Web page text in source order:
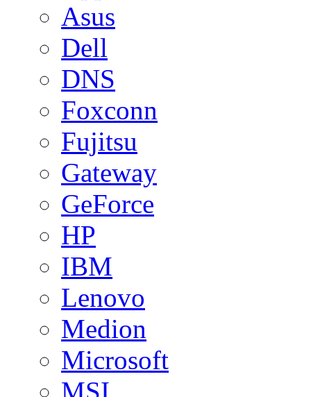
Asus
Dell
DNS
Foxconn
Fujitsu
Gateway
GeForce
HP
IBM
Lenovo
Medion
Microsoft
MSI